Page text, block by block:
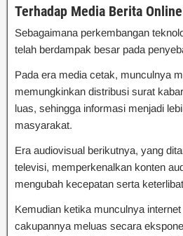
Terhadap Media Berita Online
Sebagaimana perkembangan
telah berdampak besar pada
Pada era media cetak, munculnya
memungkinkan distribusi surat
luas, sehingga informasi menjadi
masyarakat.
Era audiovisual berikutnya, yang
televisi, memperkenalkan konten
mengubah kecepatan serta
Kemudian ketika munculnya
cakupannya meluas secara